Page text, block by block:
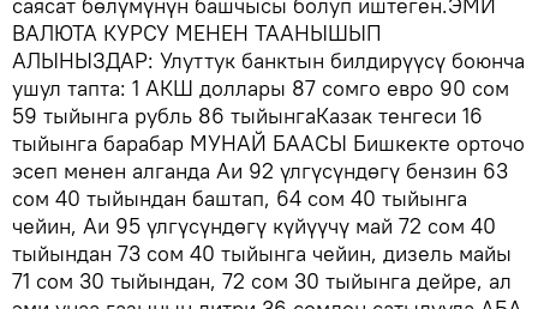
ВАЛЮТА КУРСУ МЕНЕН ТААНЫШЫП
АЛЫНЫЗДАР: Улуттук банктын билдирүүсү боюнча
ушул тапта: 1 АКШ доллары 87 сомго евро 90 сом
59 тыйынга рубль 86 тыйынгаКазак тенгеси 16
тыйынга барабар МУНАЙ БААСЫ Бишкекте орточо
эсеп менен алганда Аи 92 үлгүсүндөгү бензин 63
сом 40 тыйындан баштап, 64 сом 40 тыйынга
чейин, Аи 95 үлгүсүндөгү күйүүчү май 72 сом 40
тыйындан 73 сом 40 тыйынга чейин, дизель майы
71 сом 30 тыйындан, 72 сом 30 тыйынга дейре, ал